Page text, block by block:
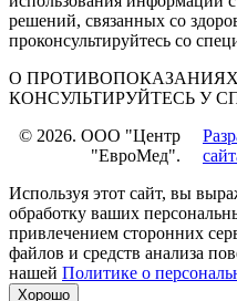
решений, связанных со
проконсультируйтесь со
О
КОНСУЛЬТИРУЙТЕСЬ У
© 2026. OOO "Центр
"ЕвроМед".
Используя этот сайт, вы
обработку ваших
привлечением сторонних
файлов и средств анализа
нашей Политике о
Хорошо